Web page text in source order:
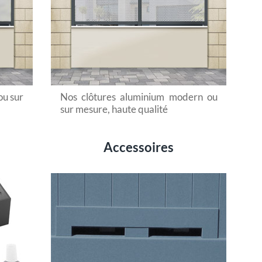
sur
Nos clôtures aluminium modern ou
sur mesure, haute qualité
Accessoires